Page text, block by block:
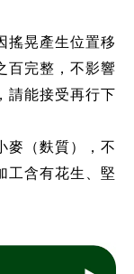
搖晃產生位置移
百完整，不影響
請能接受再行下
麥（麩質），不
工含有花生、堅